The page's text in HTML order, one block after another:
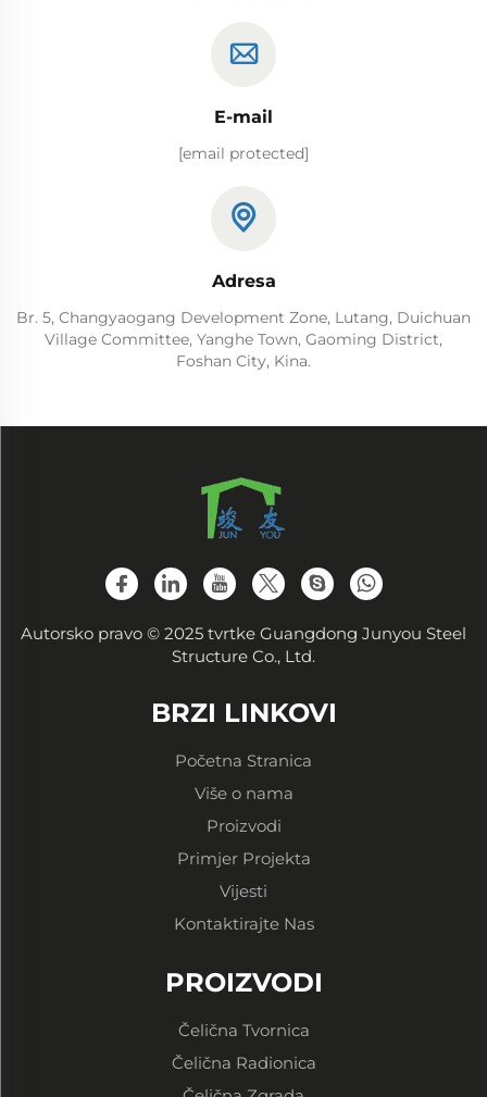
E-mail
[email protected]
Adresa
Br. 5, Changyaogang Development Zone, Lutang, Duichuan
Village Committee, Yanghe Town, Gaoming District,
Foshan City, Kina.
Autorsko pravo © 2025 tvrtke Guangdong Junyou Steel
Structure Co., Ltd.
BRZI LINKOVI
Početna Stranica
Više o nama
Proizvodi
Primjer Projekta
Vijesti
Kontaktirajte Nas
PROIZVODI
Čelična Tvornica
Čelična Radionica